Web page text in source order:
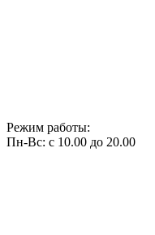
Режим работы:
Пн-Вс: с 10.00 до 20.00